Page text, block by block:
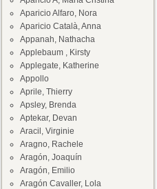
Aparicio Alfaro, Nora
Aparicio Català, Anna
Appanah, Nathacha
Applebaum , Kirsty
Applegate, Katherine
Appollo
Aprile, Thierry
Apsley, Brenda
Aptekar, Devan
Aracil, Virginie
Aragno, Rachele
Aragón, Joaquín
Aragón, Emilio
Aragón Cavaller, Lola